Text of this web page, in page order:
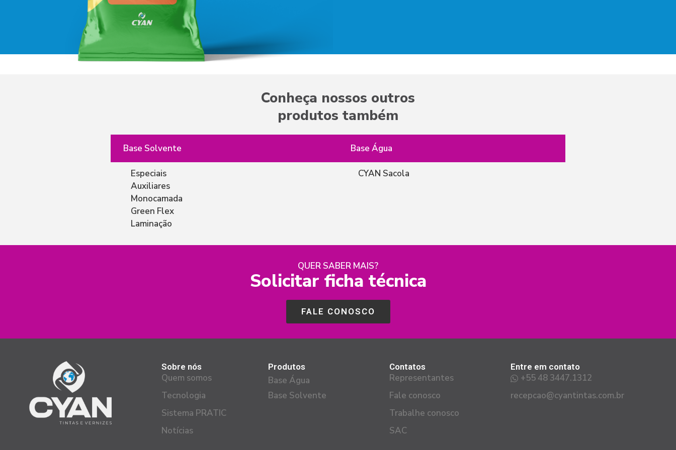
Conheça nossos outros
produtos também
Base Solvente
Especiais
Auxiliares
Monocamada
Green Flex
Laminação
Base Água
CYAN Sacola
QUER SABER MAIS?
Solicitar ficha técnica
FALE CONOSCO
Sobre nós
Quem somos
Tecnologia
Sistema PRATIC
Notícias
Produtos
Base Água
Base Solvente
Contatos
Representantes
Fale conosco
Trabalhe conosco
SAC
Entre em contato
+55 48 3447.1312
recepcao@cyantintas.com.br